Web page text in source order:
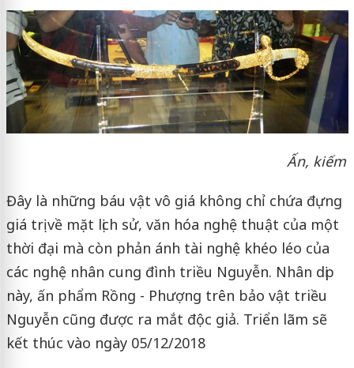
Ấn, kiếm
Đây là những báu vật vô giá không chỉ chứa đựng
giá trị về mặt lịch sử, văn hóa nghệ thuật của một
thời đại mà còn phản ánh tài nghệ khéo léo của
các nghệ nhân cung đình triều Nguyễn. Nhân dịp
này, ấn phẩm Rồng - Phượng trên bảo vật triều
Nguyễn cũng được ra mắt độc giả. Triển lãm sẽ
kết thúc vào ngày 05/12/2018